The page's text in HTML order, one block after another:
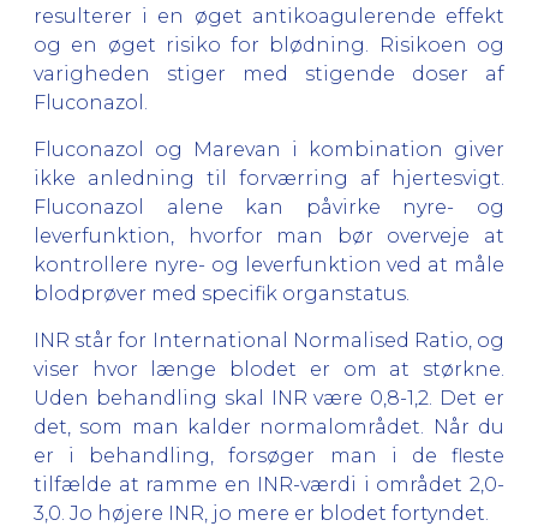
resulterer i en øget antikoagulerende effekt
og en øget risiko for blødning. Risikoen og
varigheden stiger med stigende doser af
Fluconazol.
Fluconazol og Marevan i kombination giver
ikke anledning til forværring af hjertesvigt.
Fluconazol alene kan påvirke nyre- og
leverfunktion, hvorfor man bør overveje at
kontrollere nyre- og leverfunktion ved at måle
blodprøver med specifik organstatus.
INR står for International Normalised Ratio, og
viser hvor længe blodet er om at størkne.
Uden behandling skal INR være 0,8-1,2. Det er
det, som man kalder normalområdet. Når du
er i behandling, forsøger man i de fleste
tilfælde at ramme en INR-værdi i området 2,0-
3,0. Jo højere INR, jo mere er blodet fortyndet.